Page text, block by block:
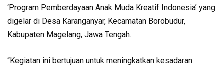
‘Program Pemberdayaan Anak Muda Kreatif Indonesia’ yang
digelar di Desa Karanganyar, Kecamatan Borobudur,
Kabupaten Magelang, Jawa Tengah.
“Kegiatan ini bertujuan untuk meningkatkan kesadaran